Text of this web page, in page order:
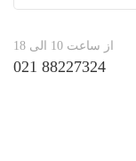
از ساعت 10 الی 18
88227324 021